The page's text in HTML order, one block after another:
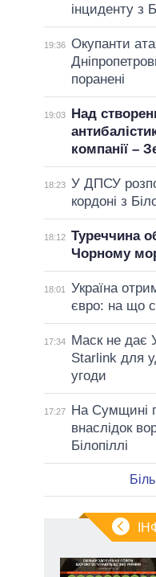
інциденту з
19:36 Окупанти
поранені
19:03
Над
компанії –
18:23 У ДПСУ
кордоні з
18:12 Туреччина
Чорному
18:01
Україна
євро: на що
17:34
Маск не дає
Starlink для
угоди
17:27
На Сумщині
внаслідок
Білопіллі